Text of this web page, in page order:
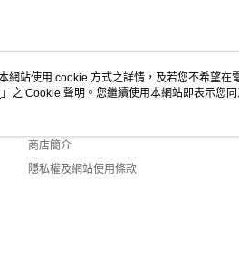
關於我們
商店簡介
隱私權及網站使用條款
網站使用 cookie 方式之詳情，及若您不希望在
」之 Cookie 聲明。您繼續使用本網站即表示您